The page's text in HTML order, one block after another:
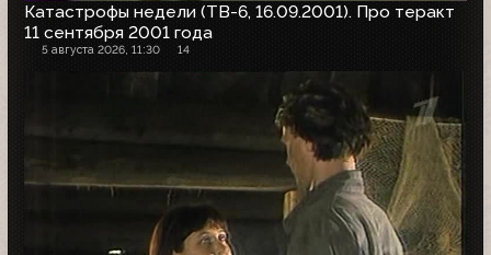
Катастрофы недели (ТВ-6, 16.09.2001). Про теракт
11 сентября 2001 года
5 августа 2026, 11:30 14